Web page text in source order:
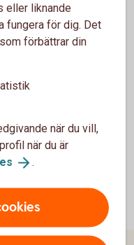
Länkmaterialet endast
i Sverige. Om du är
ovan klicka på
nedan.
eller liknande
fungera för dig. Det
förbättrar din
när du vill,
när du är
.